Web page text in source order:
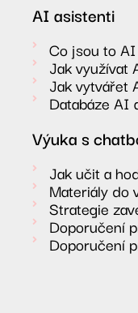
AI asistenti
Co jsou to
Jak využívat
Jak vytvářet
Databáze AI
Výuka s
Jak učit a
Materiály do
Strategie
Doporučení
Doporučení